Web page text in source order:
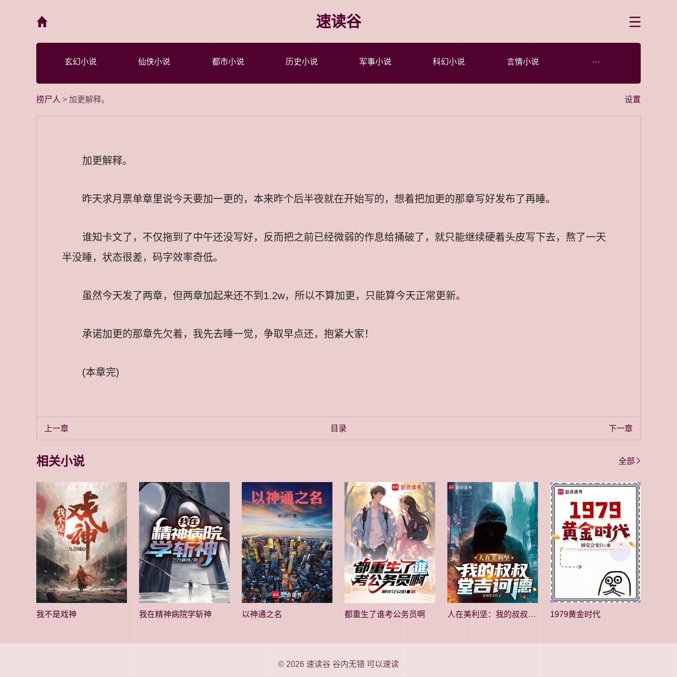
速读谷
玄幻小说 仙侠小说 都市小说 历史小说 军事小说 科幻小说 言情小说 ···
设置
捞尸人 > 加更解释。
加更解释。
昨天求月票单章里说今天要加一更的，本来昨个后半夜就在开始写的，想着把加更的那章写好发布了再睡。
谁知卡文了，不仅拖到了中午还没写好，反而把之前已经微弱的作息给捅破了，就只能继续硬着头皮写下去，熬了一天
半没睡，状态很差，码字效率奇低。
虽然今天发了两章，但两章加起来还不到1.2w，所以不算加更，只能算今天正常更新。
承诺加更的那章先欠着，我先去睡一觉，争取早点还，抱紧大家！
(本章完)
上一章 目录 下一章
相关小说 全部
我不是戏神 我在精神病院学斩神 以神通之名 都重生了谁考公务员啊 人在美利坚：我的叔叔堂吉诃德 1979黄金时代
© 2026 速读谷 谷内无错 可以速读